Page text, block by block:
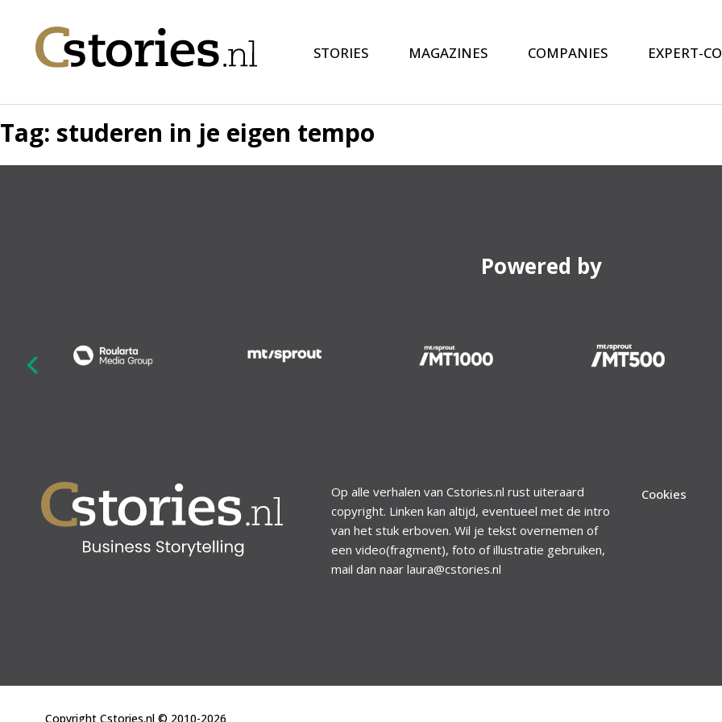
STORIES MAGAZINES COMPANIES EXPERT-
Tag: studeren in je eigen tempo
Powered by
Op alle verhalen van Cstories.nl rust uiteraard
copyright. Linken kan altijd, eventueel met de intro
van het stuk erboven. Wil je tekst overnemen of
een video(fragment), foto of illustratie gebruiken,
mail dan naar laura@cstories.nl
Cookies
Copyright Cstories.nl © 2010-2026